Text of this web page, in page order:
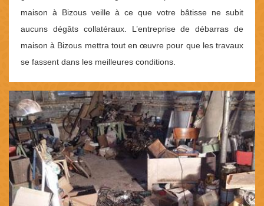
maison à Bizous veille à ce que votre bâtisse ne subit
aucuns dégâts collatéraux. L’entreprise de débarras de
maison à Bizous mettra tout en œuvre pour que les travaux
se fassent dans les meilleures conditions.